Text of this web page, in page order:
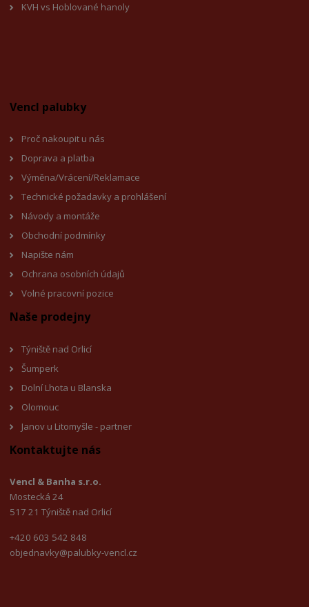
KVH vs Hoblované hanoly
Vencl palubky
Proč nakoupit u nás
Doprava a platba
Výměna/Vrácení/Reklamace
Technické požadavky a prohlášení
Návody a montáže
Obchodní podmínky
Napište nám
Ochrana osobních údajů
Volné pracovní pozice
Naše prodejny
Týniště nad Orlicí
Šumperk
Dolní Lhota u Blanska
Olomouc
Janov u Litomyšle - partner
Kontaktujte nás
Vencl & Banha s.r.o.
Mostecká 24
517 21 Týniště nad Orlicí
+420 603 542 848
objednavky@palubky-vencl.cz